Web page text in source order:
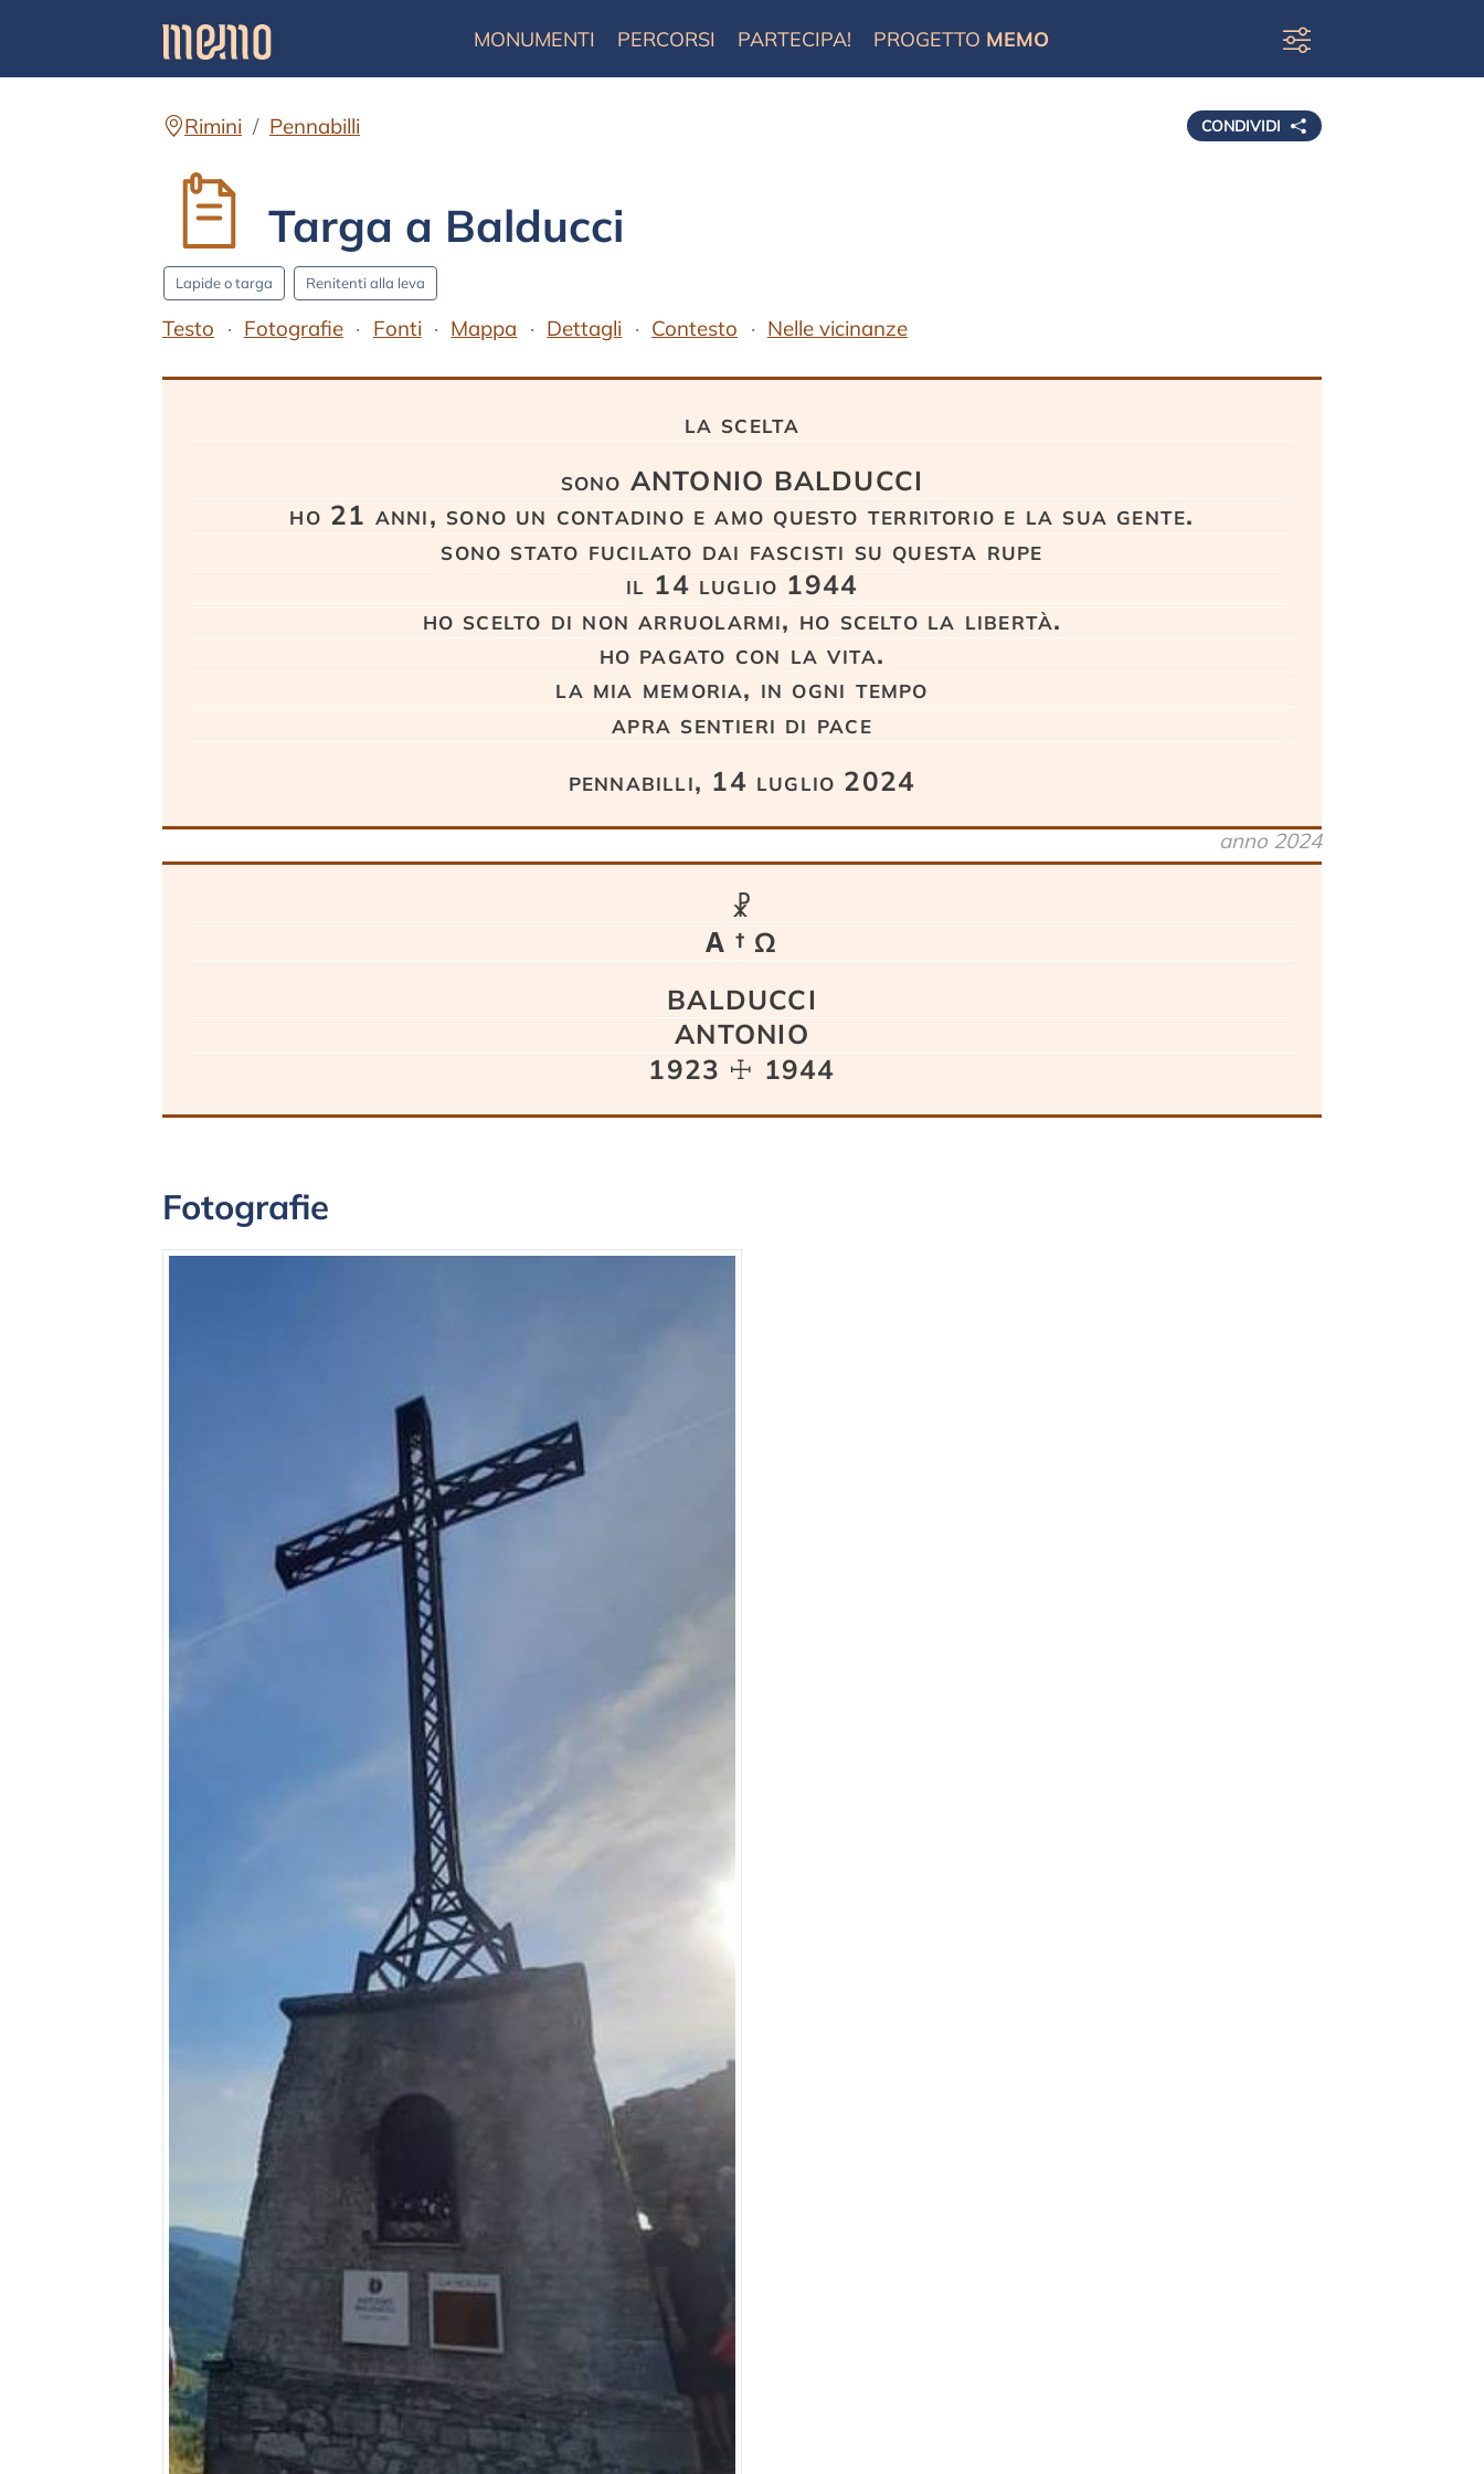
MONUMENTI PERCORSI PARTECIPA! PROGETTO MEMO
CONDIVIDI
Rimini Pennabilli
Targa a Balducci
Lapide o targa Renitenti alla leva
Testo Fotografie Fonti Mappa Dettagli Contesto Nelle vicinanze
la scelta
sono ANTONIO BALDUCCI
ho 21 anni, sono un contadino e amo questo territorio e la sua gente.
sono stato fucilato dai fascisti su questa rupe
il 14 luglio 1944
ho scelto di non arruolarmi, ho scelto la libertà.
ho pagato con la vita.
la mia memoria, in ogni tempo
apra sentieri di pace
pennabilli, 14 luglio 2024
anno 2024
☧
Α † Ω
BALDUCCI
ANTONIO
1923 ☩ 1944
Fotografie